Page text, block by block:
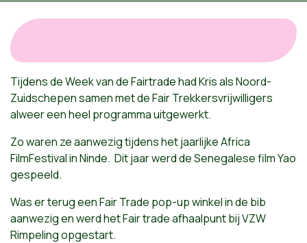
Tijdens de Week van de Fairtrade had Kris als Noord-
Zuidschepen samen met de Fair Trekkersvrijwilligers
alweer een heel programma uitgewerkt.
Zo waren ze aanwezig tijdens het jaarlijke Africa
FilmFestival in Ninde. Dit jaar werd de Senegalese film Yao
gespeeld.
Was er terug een Fair Trade pop-up winkel in de bib
aanwezig en werd het Fair trade afhaalpunt bij VZW
Rimpeling opgestart.